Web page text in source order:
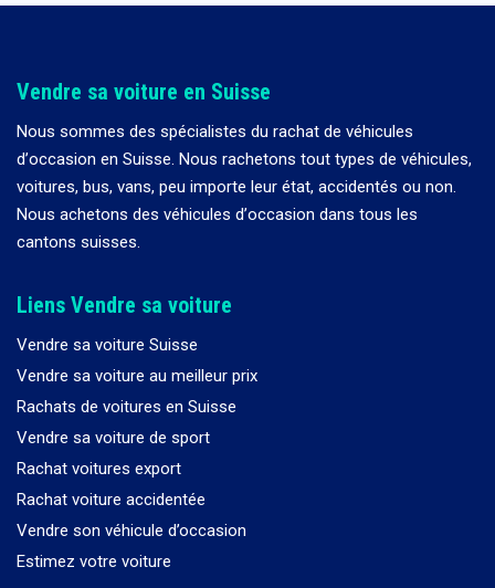
Vendre sa voiture en Suisse
Nous sommes des spécialistes du rachat de véhicules
d’occasion en Suisse. Nous rachetons tout types de véhicules,
voitures, bus, vans, peu importe leur état, accidentés ou non.
Nous achetons des véhicules d’occasion dans tous les
cantons suisses.
Liens Vendre sa voiture
Vendre sa voiture Suisse
Vendre sa voiture au meilleur prix
Rachats de voitures en Suisse
Vendre sa voiture de sport
Rachat voitures export
Rachat voiture accidentée
Vendre son véhicule d’occasion
Estimez votre voiture